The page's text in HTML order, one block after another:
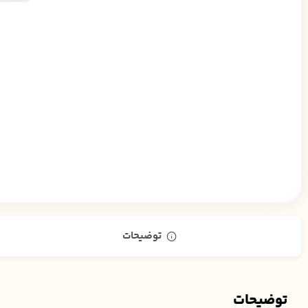
توضیحات
توضیحات